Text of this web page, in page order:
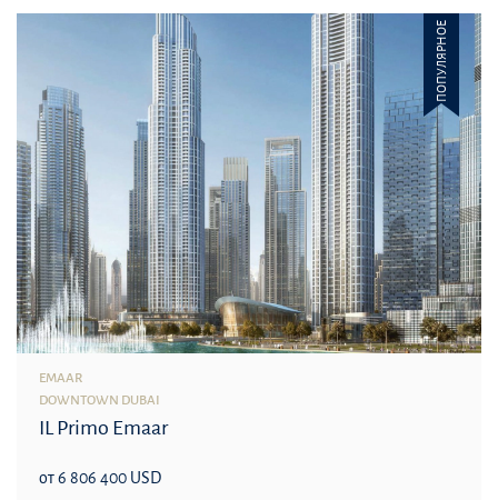
ПОПУЛЯРНОЕ
EMAAR
DOWNTOWN DUBAI
IL Primo Emaar
от 6 806 400 USD